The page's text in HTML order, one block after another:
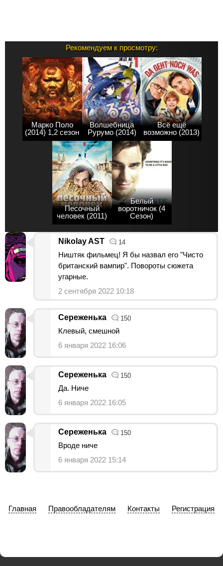
Рекомендуем к просмотру:
Марко Поло
(2014) 1,2 сезон
Волшебница
Рурумо (2014)
Всё ещё
возможно (2013)
Песочный
человек (2011)
Белый
воротничок (4
Сезон)
Nikolay AST 14
Ништяк фильмец! Я бы назвал его "Чисто
британский вампир". Повороты сюжета
угарные.
2 сентября 2022 10:18
Сереженька 150
Клевый, смешной
6 января 2022 16:06
Сереженька 150
Да. Ниче
6 января 2022 16:05
Сереженька 150
Вроде ниче
6 января 2022 15:14
Главная Правообладателям Контакты Регистрация